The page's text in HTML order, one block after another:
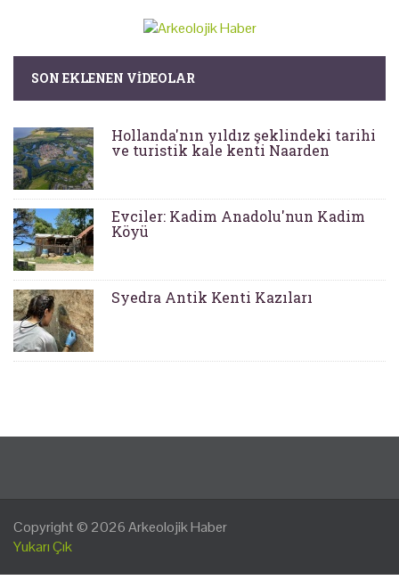
SON EKLENEN VIDEOLAR
Hollanda'nın yıldız şeklindeki tarihi
ve turistik kale kenti Naarden
Evciler: Kadim Anadolu'nun Kadim
Köyü
Syedra Antik Kenti Kazıları
Copyright © 2026Arkeolojik Haber
Yukarı Çık